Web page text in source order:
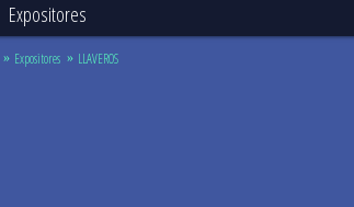
Expositores
Expositores LLAVEROS